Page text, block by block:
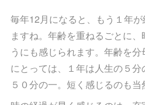
毎年12月になると、もう１年
ますね。年齢を重ねるごとに
うにも感じられます。年齢を
にとっては、１年は人生の５
５０分の一。短く感じるのも当